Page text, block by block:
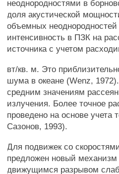
неоднородностями в
доля акустической
объемных неоднородностей
интенсивность в ПЗК на
источника с учетом
вт/кв. м. Это
шума в океане (Wenz,
средним значениям
излучения. Более точное
проведено на основе учета
Сазонов, 1993).
Для подвижек со
предложен новый
движущимся разрывом